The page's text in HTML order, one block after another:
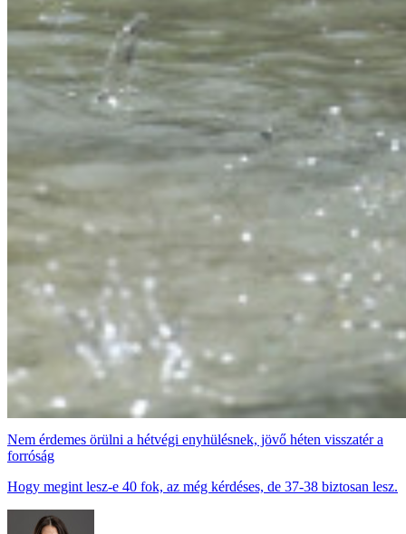
Nem érdemes örülni a hétvégi enyhülésnek, jövő héten visszatér a
forróság
Hogy megint lesz-e 40 fok, az még kérdéses, de 37-38 biztosan lesz.